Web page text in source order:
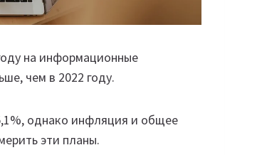
на информационные
чем в 2022 году.
однако инфляция и общее
эти планы.